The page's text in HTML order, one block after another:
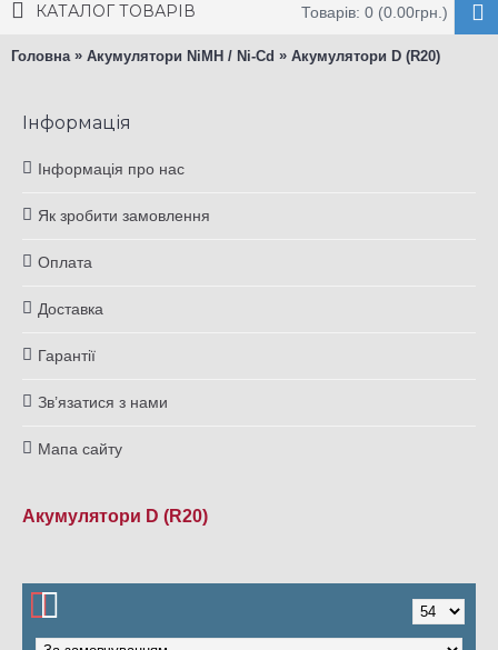
Товарів: 0 (0.00грн.)
КАТАЛОГ ТОВАРІВ
Головна » Акумулятори NiMH / Ni-Cd » Акумулятори D (R20)
Інформація
Інформація про нас
Як зробити замовлення
Оплата
Доставка
Гарантії
Зв’язатися з нами
Мапа сайту
Акумулятори D (R20)